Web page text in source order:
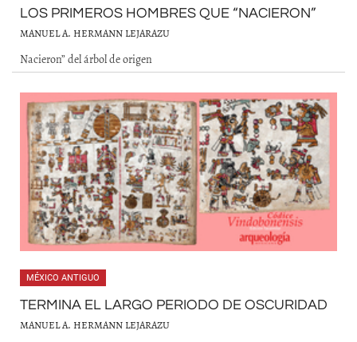
LOS PRIMEROS HOMBRES QUE “NACIERON”
MANUEL A. HERMANN LEJARAZU
Nacieron” del árbol de origen
MÉXICO ANTIGUO
TERMINA EL LARGO PERIODO DE OSCURIDAD
MANUEL A. HERMANN LEJARAZU